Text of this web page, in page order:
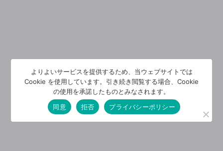
よりよいサービスを提供するため、当ウェブサイトでは
Cookie を使用しています。引き続き閲覧する場合、Cookie
の使用を承諾したものとみなされます。
同意
拒否 プライバシーポリシー